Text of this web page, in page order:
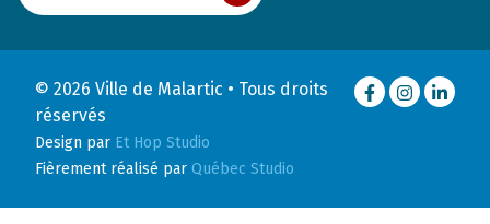
© 2026 Ville de Malartic • Tous droits
réservés
Design par Et Hop Studio
Fièrement réalisé par Québec Studio
Facebook
Instagram